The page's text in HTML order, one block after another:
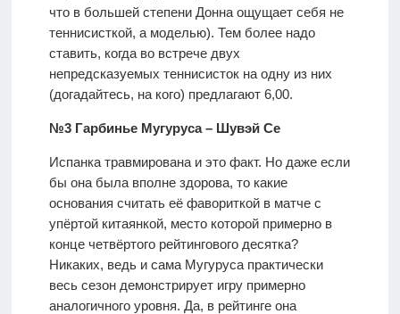
что в большей степени Донна ощущает себя не
теннисисткой, а моделью). Тем более надо
ставить, когда во встрече двух
непредсказуемых теннисисток на одну из них
(догадайтесь, на кого) предлагают 6,00.
№3 Гарбинье Мугуруса – Шувэй Се
Испанка травмирована и это факт. Но даже если
бы она была вполне здорова, то какие
основания считать её фавориткой в матче с
упёртой китаянкой, место которой примерно в
конце четвёртого рейтингового десятка?
Никаких, ведь и сама Мугуруса практически
весь сезон демонстрирует игру примерно
аналогичного уровня. Да, в рейтинге она